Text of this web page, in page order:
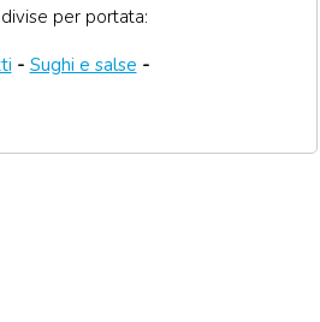
per portata:
- Sughi e salse -